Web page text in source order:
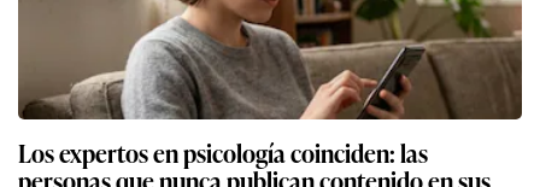
Los expertos en psicología coinciden: las